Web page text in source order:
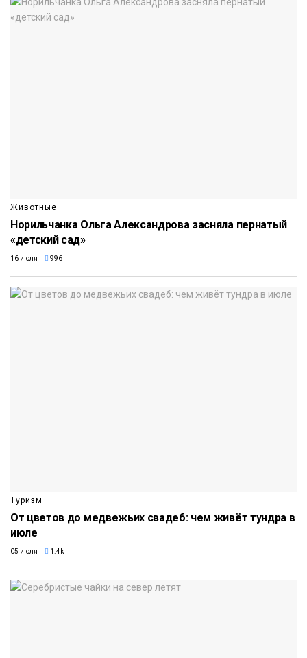
Животные
Норильчанка Ольга Александрова засняла пернатый
«детский сад»
16 июля 996
Туризм
От цветов до медвежьих свадеб: чем живёт тундра в
июле
05 июля 1.4k